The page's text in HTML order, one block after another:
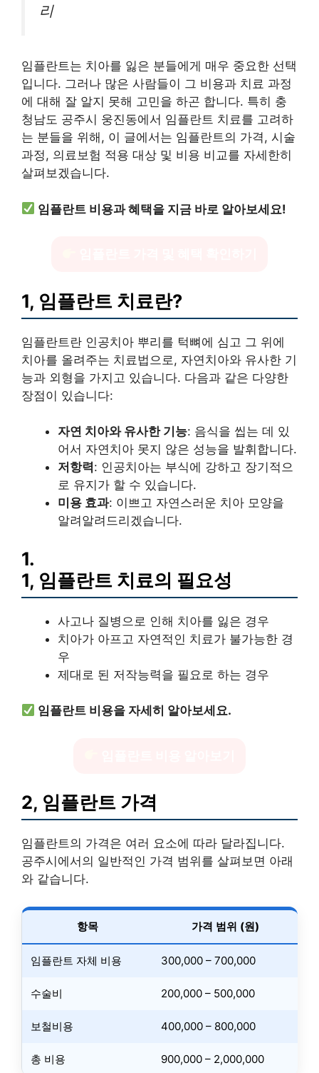
리
임플란트는 치아를 잃은 분들에게 매우 중요한 선택
입니다. 그러나 많은 사람들이 그 비용과 치료 과정
에 대해 잘 알지 못해 고민을 하곤 합니다. 특히 충
청남도 공주시 웅진동에서 임플란트 치료를 고려하
는 분들을 위해, 이 글에서는 임플란트의 가격, 시술
과정, 의료보험 적용 대상 및 비용 비교를 자세한히
살펴보겠습니다.
임플란트 비용과 혜택을 지금 바로 알아보세요!
1, 임플란트 치료란?
임플란트란 인공치아 뿌리를 턱뼈에 심고 그 위에
치아를 올려주는 치료법으로, 자연치아와 유사한 기
능과 외형을 가지고 있습니다. 다음과 같은 다양한
장점이 있습니다:
자연 치아와 유사한 기능: 음식을 씹는 데 있
어서 자연치아 못지 않은 성능을 발휘합니다.
저항력: 인공치아는 부식에 강하고 장기적으
로 유지가 할 수 있습니다.
미용 효과: 이쁘고 자연스러운 치아 모양을
알려알려드리겠습니다.
1.
1, 임플란트 치료의 필요성
사고나 질병으로 인해 치아를 잃은 경우
치아가 아프고 자연적인 치료가 불가능한 경
우
제대로 된 저작능력을 필요로 하는 경우
임플란트 비용을 자세히 알아보세요.
2, 임플란트 가격
임플란트의 가격은 여러 요소에 따라 달라집니다.
공주시에서의 일반적인 가격 범위를 살펴보면 아래
와 같습니다.
항목 가격 범위 (원)
임플란트 자체 비용 300,000 – 700,000
수술비 200,000 – 500,000
보철비용 400,000 – 800,000
총 비용 900,000 – 2,000,000